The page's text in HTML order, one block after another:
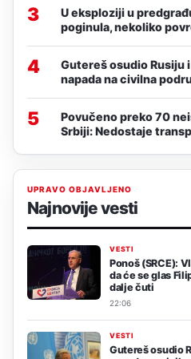
3
U eksploziji u
poginula, nekoliko
4
Gutereš osudio Rusiju
napada na civilna
5
Povučeno preko 70
Srbiji: Nedostaje
UPRAVO OBJAVLJENO
Najnovije vesti
VESTI
Ponoš (SRCE):
da će se glas
dalje čuti
22:06
VESTI
Gutereš osudio